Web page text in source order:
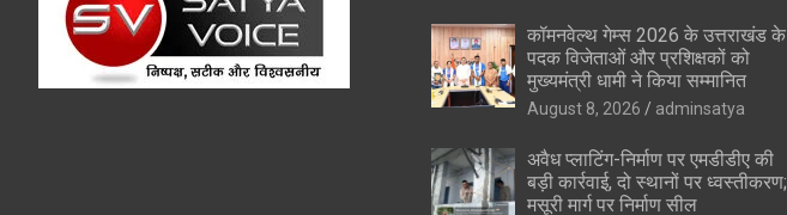
कॉमनवेल्थ गेम्स 2026 के उत्तराखंड के
पदक विजेताओं और प्रशिक्षकों को
मुख्यमंत्री धामी ने किया सम्मानित
August 8, 2026 adminsatya
अवैध प्लाटिंग-निर्माण पर एमडीडीए की
बड़ी कार्रवाई, दो स्थानों पर ध्वस्तीकरण;
मसूरी मार्ग पर निर्माण सील